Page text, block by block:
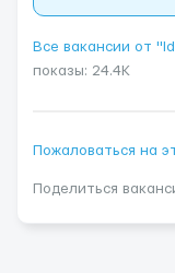
Все вакансии от
показы: 24.4K
Пожаловаться на
Поделиться